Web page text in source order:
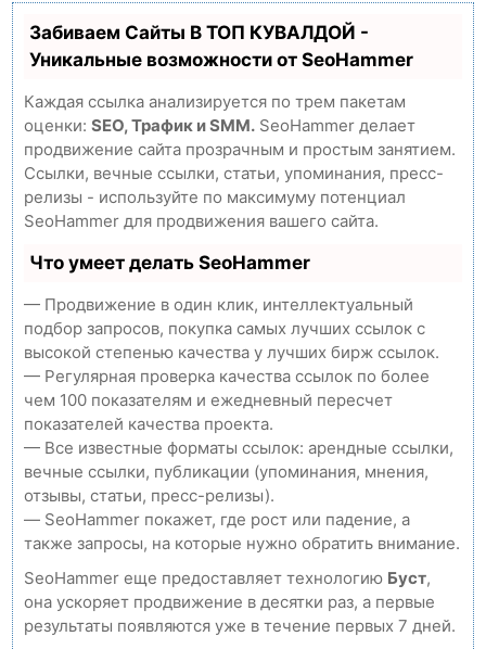
Забиваем Сайты В ТОП КУВАЛДОЙ -
Уникальные возможности от SeoHammer
Каждая ссылка анализируется по трем пакетам
оценки: SEO, Трафик и SMM. SeoHammer делает
продвижение сайта прозрачным и простым занятием.
Ссылки, вечные ссылки, статьи, упоминания, пресс-
релизы - используйте по максимуму потенциал
SeoHammer для продвижения вашего сайта.
Что умеет делать SeoHammer
— Продвижение в один клик, интеллектуальный
подбор запросов, покупка самых лучших ссылок с
высокой степенью качества у лучших бирж ссылок.
— Регулярная проверка качества ссылок по более
чем 100 показателям и ежедневный пересчет
показателей качества проекта.
— Все известные форматы ссылок: арендные ссылки,
вечные ссылки, публикации (упоминания, мнения,
отзывы, статьи, пресс-релизы).
— SeoHammer покажет, где рост или падение, а
также запросы, на которые нужно обратить внимание.
SeoHammer еще предоставляет технологию Буст,
она ускоряет продвижение в десятки раз, а первые
результаты появляются уже в течение первых 7 дней.